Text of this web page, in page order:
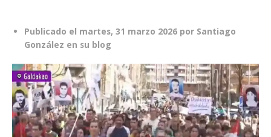
Publicado el martes, 31 marzo 2026 por Santiago
González en su blog